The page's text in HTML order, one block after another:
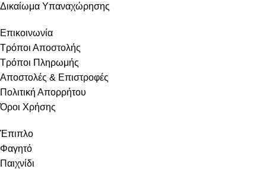
Δικαίωμα Υπαναχώρησης
Επικοινωνία
Τρόποι Αποστολής
Τρόποι Πληρωμής
Αποστολές & Επιστροφές
Πολιτική Απορρήτου
Όροι Χρήσης
Έπιπλο
Φαγητό
Παιχνίδι